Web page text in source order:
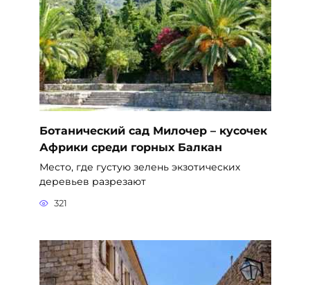
Ботанический сад Милочер – кусочек
Африки среди горных Балкан
Место, где густую зелень экзотических
деревьев разрезают
321